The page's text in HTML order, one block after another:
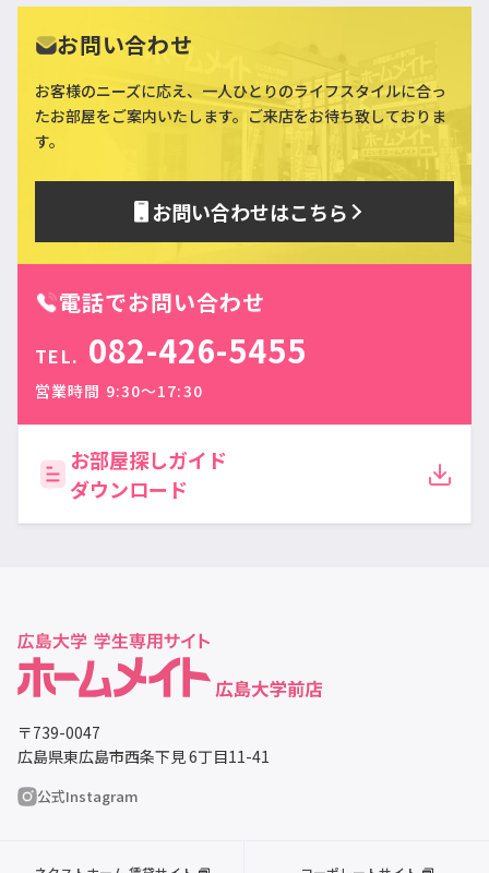
お問い合わせ
お客様のニーズに応え、一人ひとりのライフスタイルに合っ
たお部屋をご案内いたします。ご来店をお待ち致しておりま
す。
お問い合わせはこちら
電話でお問い合わせ
TEL. 082-426-5455
営業時間 9:30〜17:30
お部屋探しガイド
ダウンロード
〒739-0047
広島県東広島市西条下見 6丁目11-41
公式Instagram